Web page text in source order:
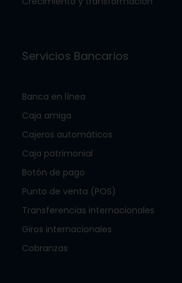
Servicios Bancarios
Banca en línea
Caja amiga
Cajeros automáticos
Caja patrimonial
Botón de pago
Punto de venta (POS)
Transferencias internacionales
Giros internacionales
Cobranzas